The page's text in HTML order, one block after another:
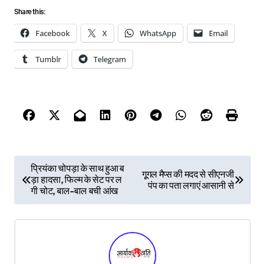
Share this:
Facebook X WhatsApp Email
Tumblr Telegram
s
प्रियंका चोपड़ा के साथ हुआ ब
ड़ा हादसा, फिल्म के सेट पर ल
गी चोट, बाल-बाल बची आंख
गूूगल मैप्स की मदद से सीएनजी
पंप का पता लगाएं आसानी से